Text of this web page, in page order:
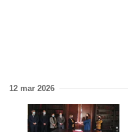
12 mar 2026